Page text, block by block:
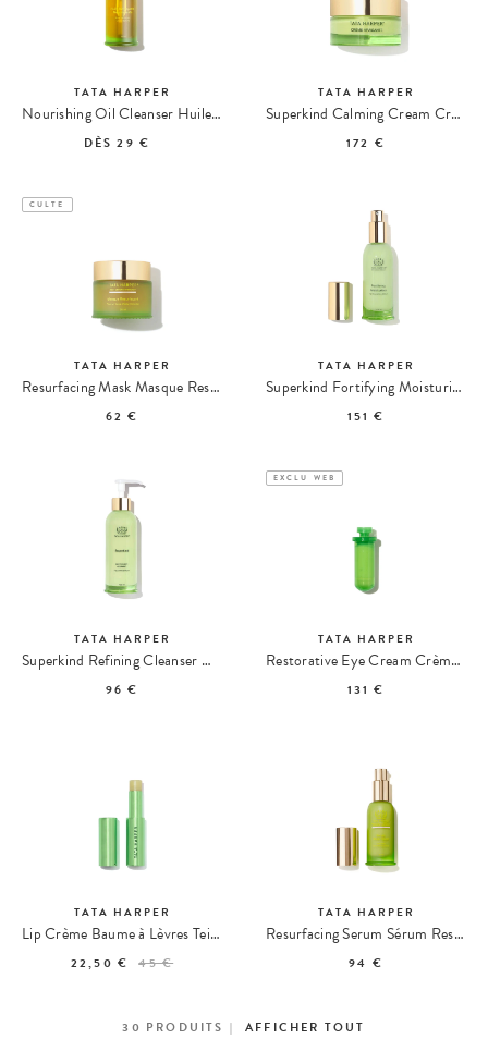
TATA HARPER
Nourishing Oil Cleanser Huile Nettoyante Nourrissante
DÈS29 €
TATA HARPER
Superkind Calming Cream Crème Hydratante Apaisante
172 €
CULTE
TATA HARPER
Resurfacing Mask Masque Resurfaçant Eclat
62 €
TATA HARPER
Superkind Fortifying Moisturizer Hydratant Fortifiant
151 €
TATA HARPER
Superkind Refining Cleanser Nettoyant Affinant
96 €
EXCLU WEB
TATA HARPER
Restorative Eye Cream Crème Contour des Yeux Recharge
131 €
TATA HARPER
Lip Crème Baume à Lèvres Teinté
22,50 € 45 €
TATA HARPER
Resurfacing Serum Sérum Resurfaçant Eclat
94 €
30 PRODUITS AFFICHER TOUT